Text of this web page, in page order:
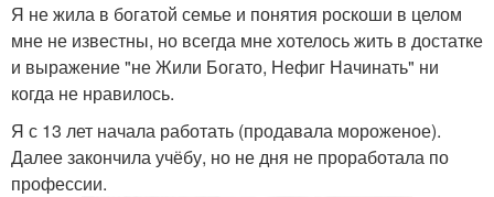
Я не жила в богатой семье и понятия роскоши в целом
мне не известны, но всегда мне хотелось жить в достатке
и выражение "не Жили Богато, Нефиг Начинать" ни
когда не нравилось.
Я с 13 лет начала работать (продавала мороженое).
Далее закончила учёбу, но не дня не проработала по
профессии.